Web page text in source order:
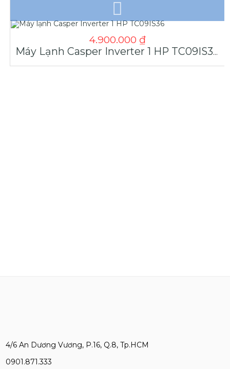
4.900.000 ₫
Máy Lạnh Casper Inverter 1 HP TC09IS36
4/6 An Dương Vương, P.16, Q.8, Tp.HCM
0901.871.333